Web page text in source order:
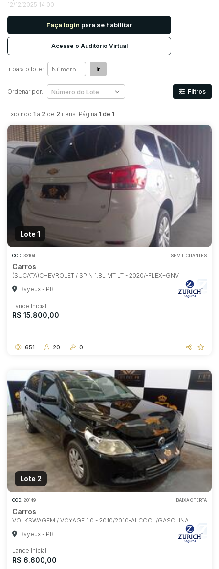
12/12/2025 14:00
Faça login para se habilitar
Acesse o Auditório Virtual
Habilite-se para efetuar lances ou
propostas
Exibindo 1 a 2 de 2 itens. Página 1 de 1.
Ir para o lote: Ir
Ordenar por: Filtros
Lote 1
COD. 33104 SEM LICITANTES
Carros
(SUCATA)CHEVROLET / SPIN 1.8L MT LT - 2020/-FLEX+GNV
Bayeux - PB
Lance Inicial
R$ 15.800,00
651 20 0
Lote 2
COD. 20149 BAIXA OFERTA
Carros
VOLKSWAGEM / VOYAGE 1.0 - 2010/2010-ALCOOL/GASOLINA
Bayeux - PB
Lance Inicial
R$ 6.600,00